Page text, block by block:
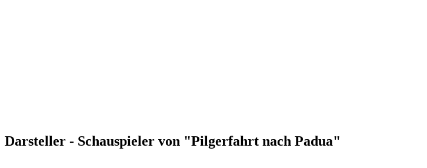
Darsteller - Schauspieler von "Pilgerfahrt nach Padua"